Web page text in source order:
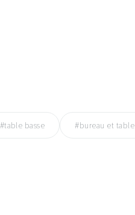
#table basse #bureau et table